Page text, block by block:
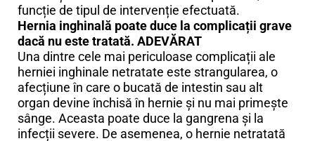
funcție de tipul de intervenție efectuată.
Hernia inghinală poate duce la complicații grave
dacă nu este tratată. ADEVĂRAT
Una dintre cele mai periculoase complicații ale
herniei inghinale netratate este strangularea, o
afecțiune în care o bucată de intestin sau alt
organ devine închisă în hernie și nu mai primește
sânge. Aceasta poate duce la gangrena și la
infecții severe. De asemenea, o hernie netratată